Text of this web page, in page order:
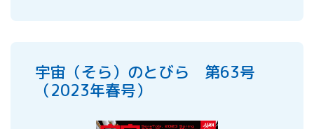
宇宙（そら）のとびら 第63号
（2023年春号）